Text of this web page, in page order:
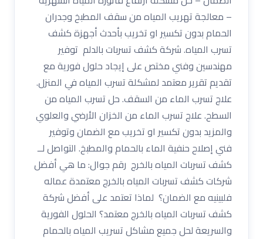
– معالجة تهريب المياه من سقف المطبخ وجدران
الحمام بدون تكسير او تخريب بأحدث أجهزة كشف
تسرب المياه. شركة كشف تسربات بالدلم توفير
مهندسين وفني مختص على إيجاد حلول فورية مع
تقديم تقرير معتمد لمشكلة تسرب المياه في المنزل.
علاج تسرب الماء من السقف. حل تسرب المياه من
السطح. علاج تسرب الماء من الخزان الأرضي والعلوي
والمزيد بدون تكسير او تخريب مع الضمان وتوفير
فني إصلاح حنفية الماء بالحمام والمطبخ. التواصل لــ
كشف تسربات المياه بالخرج رقم جوال: ما هي أفضل
شركات كشف تسربات المياه بالخرج معتمدة عماله
فلبينيه مع الضمان؟ لماذا تعتمد على أفضل شركة
كشف تسربات المياه بالخرج معتمد؟ الحلول الفورية
والسريعة لحل جميع مشاكل تسريب المياه بالحمام